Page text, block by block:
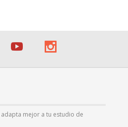
adapta mejor a tu estudio de